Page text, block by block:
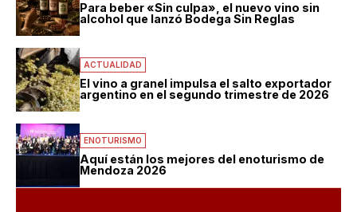
Para beber «Sin culpa», el nuevo vino sin
alcohol que lanzó Bodega Sin Reglas
ACTUALIDAD
El vino a granel impulsa el salto exportador
argentino en el segundo trimestre de 2026
ENOTURISMO
Aquí están los mejores del enoturismo de
Mendoza 2026